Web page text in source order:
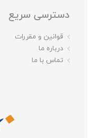
دسترسی سریع
قوانین و مقررات
درباره ما
تماس با ما